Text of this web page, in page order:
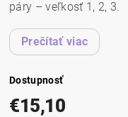
páry – veľkosť 1, 2, 3.
Prečítať viac
Dostupnosť
€15,10